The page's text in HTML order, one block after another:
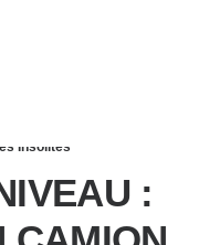
Insolites
: